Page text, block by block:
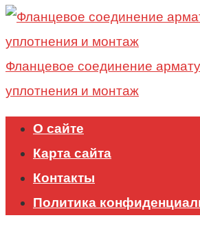
Фланцевое соединение
уплотнения и монтаж
О сайте
Карта сайта
Контакты
Политика